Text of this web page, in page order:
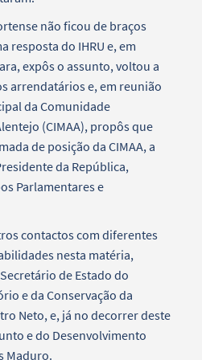
não ficou de braços
resposta do IHRU e, em
expôs o assunto, voltou a
arrendatários e, em reunião
da Comunidade
(CIMAA), propôs que
de posição da CIMAA, a
da República,
Parlamentares e
contactos com diferentes
nesta matéria,
de Estado do
e da Conservação da
Neto, e, já no decorrer deste
e do Desenvolvimento
Maduro.